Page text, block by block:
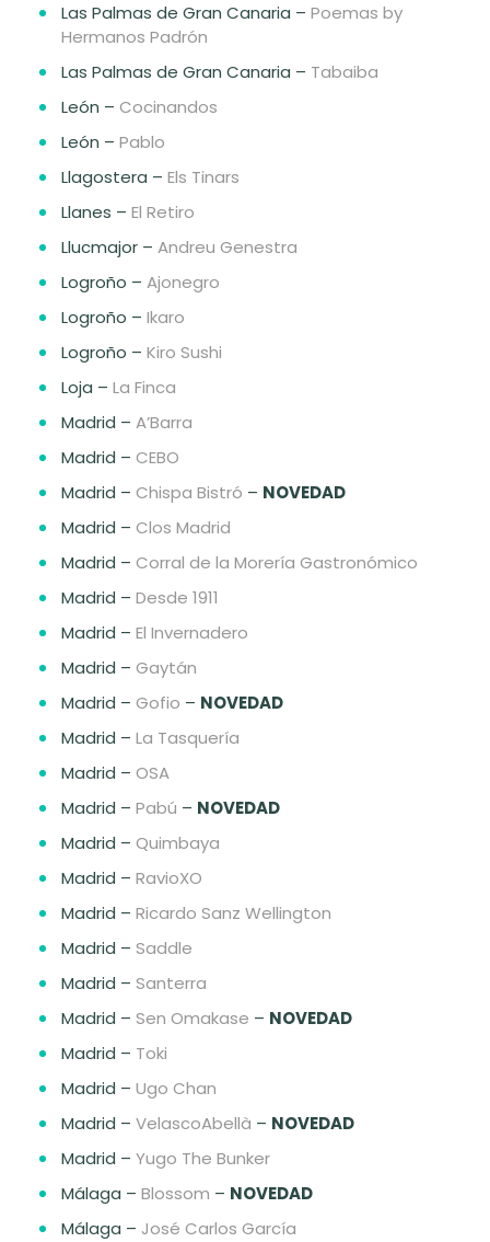
Las Palmas de Gran Canaria – Poemas by
Hermanos Padrón
Las Palmas de Gran Canaria – Tabaiba
León – Cocinandos
León – Pablo
Llagostera – Els Tinars
Llanes – El Retiro
Llucmajor – Andreu Genestra
Logroño – Ajonegro
Logroño – Ikaro
Logroño – Kiro Sushi
Loja – La Finca
Madrid – A’Barra
Madrid – CEBO
Madrid – Chispa Bistró – NOVEDAD
Madrid – Clos Madrid
Madrid – Corral de la Morería Gastronómico
Madrid – Desde 1911
Madrid – El Invernadero
Madrid – Gaytán
Madrid – Gofio – NOVEDAD
Madrid – La Tasquería
Madrid – OSA
Madrid – Pabú – NOVEDAD
Madrid – Quimbaya
Madrid – RavioXO
Madrid – Ricardo Sanz Wellington
Madrid – Saddle
Madrid – Santerra
Madrid – Sen Omakase – NOVEDAD
Madrid – Toki
Madrid – Ugo Chan
Madrid – VelascoAbellà – NOVEDAD
Madrid – Yugo The Bunker
Málaga – Blossom – NOVEDAD
Málaga – José Carlos García